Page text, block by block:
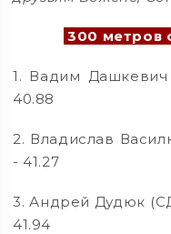
300 метров
1. Вадим
40.88
2. Владислав
- 41.27
3. Андрей Дудюк
41.94